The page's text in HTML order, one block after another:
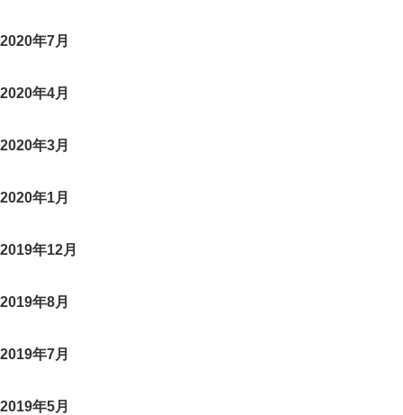
2020年7月
2020年4月
2020年3月
2020年1月
2019年12月
2019年8月
2019年7月
2019年5月